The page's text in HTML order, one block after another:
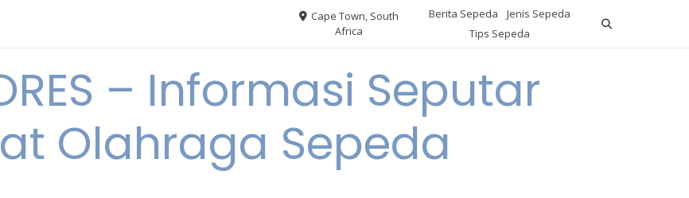
Cape Town, South
Africa
Berita Sepeda
Jenis Sepeda
Tips Sepeda
– Informasi Seputar
Olahraga Sepeda